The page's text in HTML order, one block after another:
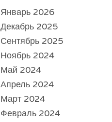
Январь 2026
Декабрь 2025
Сентябрь 2025
Ноябрь 2024
Май 2024
Апрель 2024
Март 2024
Февраль 2024